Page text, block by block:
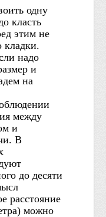
одну
класть
этим не
кладки.
надо
и
на
между
и
В
до десяти
расстояние
можно